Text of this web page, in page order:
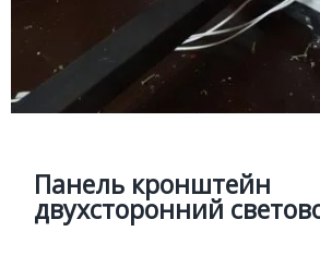
Панель кронштейн
двухсторонний
Световой
Изготовление односторонних
световых панель кронштенов